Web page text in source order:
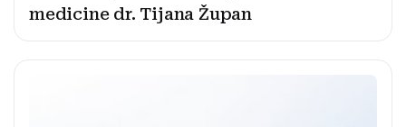
medicine dr. Tijana Župan